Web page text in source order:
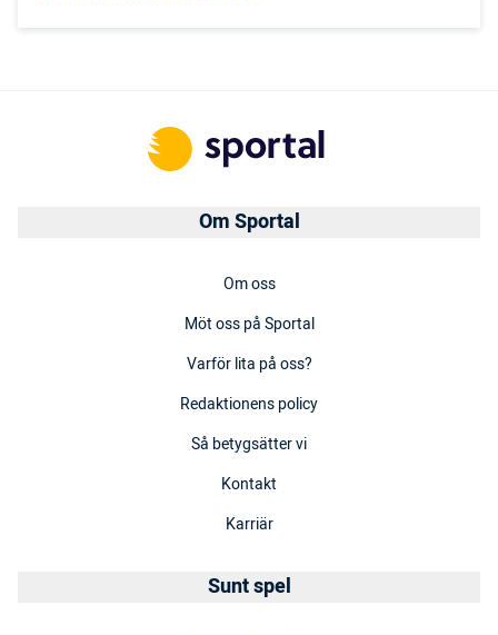
Om Sportal
Om oss
Möt oss på Sportal
Varför lita på oss?
Redaktionens policy
Så betygsätter vi
Kontakt
Karriär
Sunt spel